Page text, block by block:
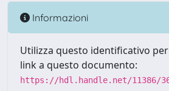
Informazioni
Utilizza questo identificativo
link a questo documento:
https://hdl.handle.net/11386/